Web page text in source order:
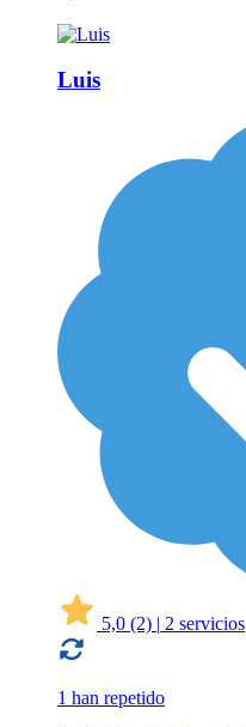
Luis
5,0 (2) | 2 servicios
1 han repetido